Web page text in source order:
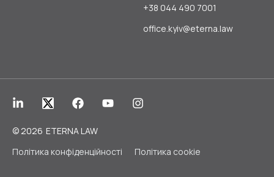
+38 044 490 7001
office.kyiv@eterna.law
© 2026 ETERNA LAW
Політика конфіденційності
Політика cookie